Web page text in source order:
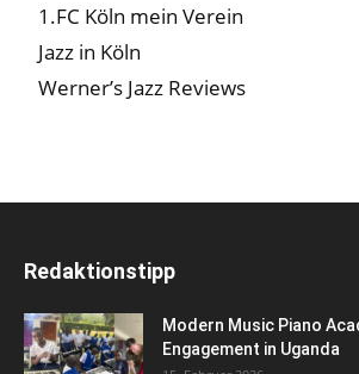
1.FC Köln mein Verein
Jazz in Köln
Werner’s Jazz Reviews
Redaktionstipp
Modern Music Piano
Engagement in Uganda